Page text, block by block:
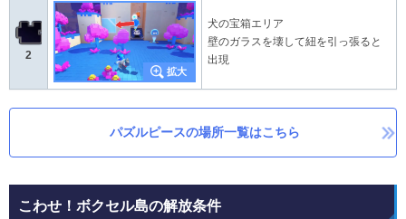
2
犬の宝箱エリア
壁のガラスを壊して紐を引っ張ると
出現
パズルピースの場所一覧はこちら
こわせ！ボクセル島の解放条件